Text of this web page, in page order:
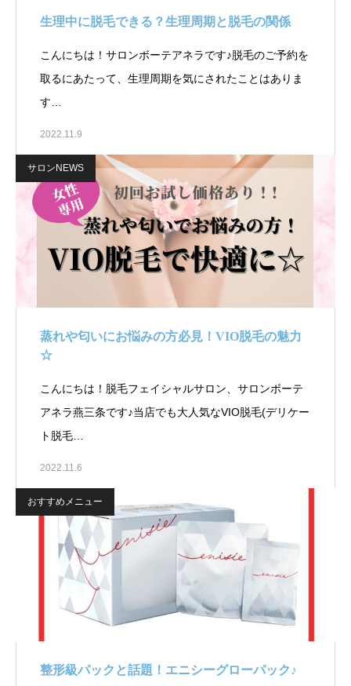
生理中に脱毛できる？生理周期と脱毛の関係
こんにちは！サロンボーテアネラです♪脱毛のご予約を
取るにあたって、生理周期を気にされたことはありま
す…
2022.11.9
サロンNEWS
蒸れや匂いにお悩みの方必見！VIO脱毛の魅力
☆
こんにちは！脱毛フェイシャルサロン、サロンボーテ
アネラ燕三条です♪当店でも大人気なVIO脱毛(デリケー
ト脱毛…
2022.11.6
おすすめメニュー
整形級パックと話題！エニシーグローパック♪